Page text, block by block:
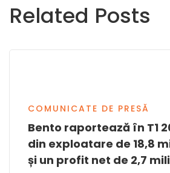
Related Posts
COMUNICATE DE PRESĂ
Bento raportează în T1
din exploatare de 18,8
și un profit net de 2,7